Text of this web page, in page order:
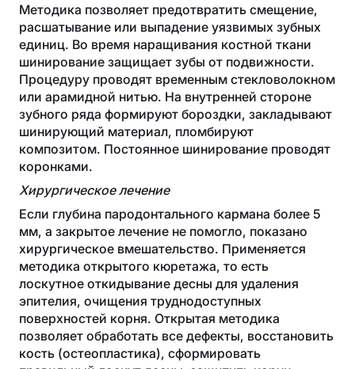
Методика позволяет предотвратить смещение,
расшатывание или выпадение уязвимых зубных
единиц. Во время наращивания костной ткани
шинирование защищает зубы от подвижности.
Процедуру проводят временным стекловолокном
или арамидной нитью. На внутренней стороне
зубного ряда формируют бороздки, закладывают
шинирующий материал, пломбируют
композитом. Постоянное шинирование проводят
коронками.
Хирургическое лечение
Если глубина пародонтального кармана более 5
мм, а закрытое лечение не помогло, показано
хирургическое вмешательство. Применяется
методика открытого кюретажа, то есть
лоскутное откидывание десны для удаления
эпителия, очищения труднодоступных
поверхностей корня. Открытая методика
позволяет обработать все дефекты, восстановить
кость (остеопластика), сформировать